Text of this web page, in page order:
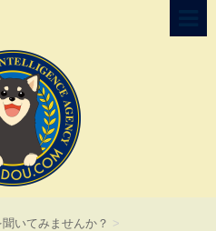
いてみませんか？ >